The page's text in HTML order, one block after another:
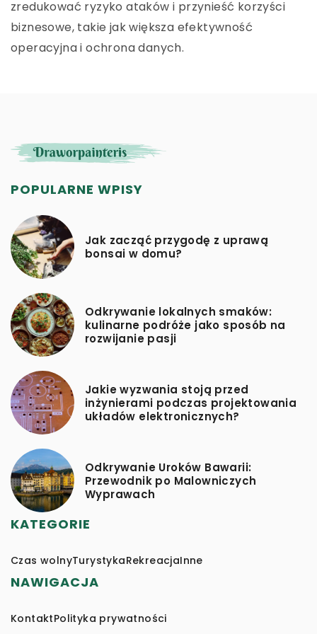
zredukować ryzyko ataków i przynieść korzyści
biznesowe, takie jak większa efektywność
operacyjna i ochrona danych.
POPULARNE WPISY
Jak zacząć przygodę z uprawą
bonsai w domu?
Odkrywanie lokalnych smaków:
kulinarne podróże jako sposób na
rozwijanie pasji
Jakie wyzwania stoją przed
inżynierami podczas projektowania
układów elektronicznych?
Odkrywanie Uroków Bawarii:
Przewodnik po Malowniczych
Wyprawach
KATEGORIE
Czas wolnyTurystykaRekreacjaInne
NAWIGACJA
KontaktPolityka prywatności